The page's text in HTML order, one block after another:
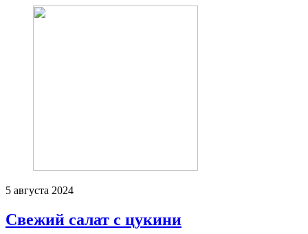
5 августа 2024
Свежий салат с цукини